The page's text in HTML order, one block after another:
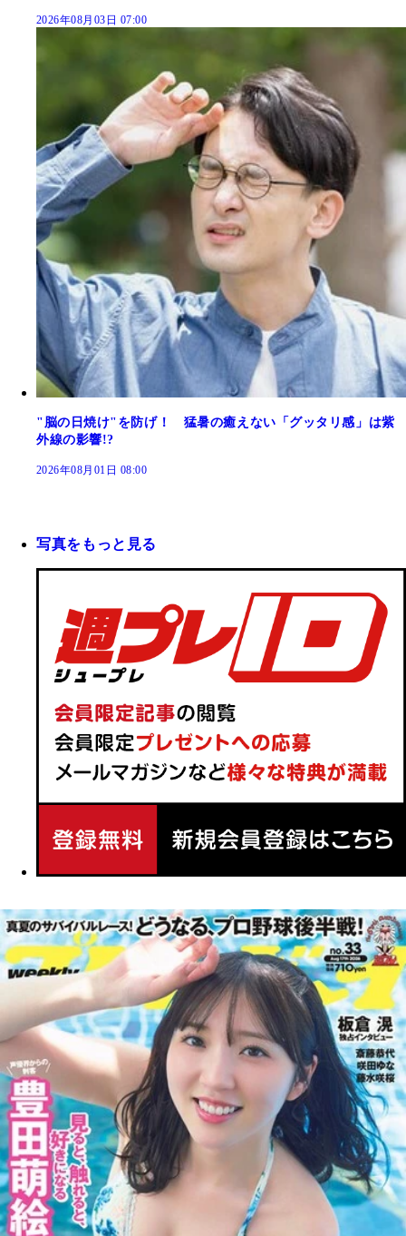
2026年08月03日 07:00
"脳の日焼け"を防げ！ 猛暑の癒えない「グッタリ感」は紫
外線の影響!?
2026年08月01日 08:00
写真をもっと見る